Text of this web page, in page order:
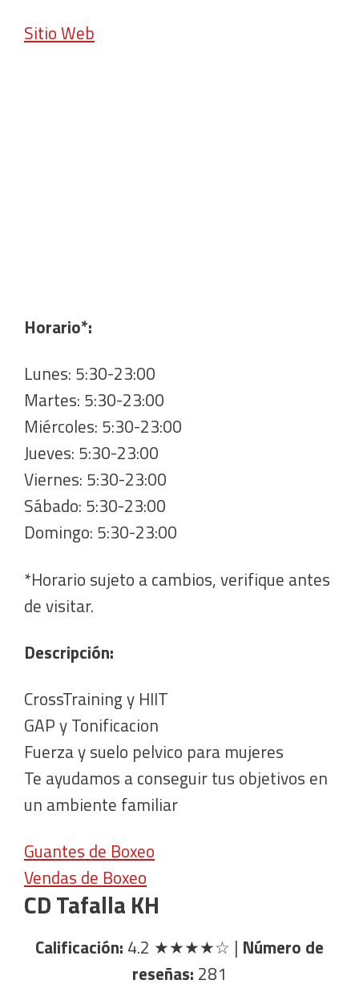
Sitio Web
Horario*:
Lunes: 5:30-23:00
Martes: 5:30-23:00
Miércoles: 5:30-23:00
Jueves: 5:30-23:00
Viernes: 5:30-23:00
Sábado: 5:30-23:00
Domingo: 5:30-23:00
*Horario sujeto a cambios, verifique antes
de visitar.
Descripción:
CrossTraining y HIIT
GAP y Tonificacion
Fuerza y suelo pelvico para mujeres
Te ayudamos a conseguir tus objetivos en
un ambiente familiar
Guantes de Boxeo
Vendas de Boxeo
CD Tafalla KH
Calificación: 4.2 ★★★★☆ | Número de
reseñas: 281